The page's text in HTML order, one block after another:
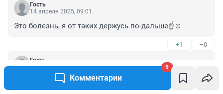
Комментарии
9
Гость
14 апреля 2025, 09:01
Это болезнь, я от таких держусь по-дальше☝️☺️
+1 –0
Гость
13 апреля 2025, 23:01
Из статьи можно сделать умозаключение, во первых
люди которые занимаются экстремальными видами